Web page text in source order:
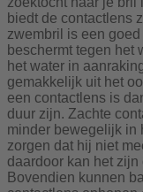
biedt de contactlens
zwembril is een
beschermt tegen het
het water in
gemakkelijk uit het
een contactlens is
duur zijn. Zachte
minder bewegelijk in
zorgen dat hij niet
daardoor kan het
Bovendien kunnen